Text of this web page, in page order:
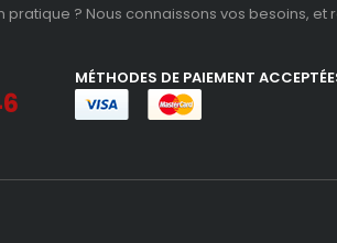
pratique ? Nous connaissons vos besoins, et
MÉTHODES DE PAIEMENT